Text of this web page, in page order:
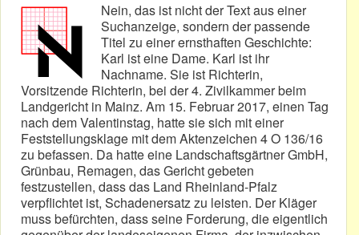
Nein, das ist nicht der Text aus einer
Suchanzeige, sondern der passende
Titel zu einer ernsthaften Geschichte:
Karl ist eine Dame. Karl ist ihr
Nachname. Sie ist Richterin,
Vorsitzende Richterin, bei der 4. Zivilkammer beim
Landgericht in Mainz. Am 15. Februar 2017, einen Tag
nach dem Valentinstag, hatte sie sich mit einer
Feststellungsklage mit dem Aktenzeichen 4 O 136/16
zu befassen. Da hatte eine Landschaftsgärtner GmbH,
Grünbau, Remagen, das Gericht gebeten
festzustellen, dass das Land Rheinland-Pfalz
verpflichtet ist, Schadenersatz zu leisten. Der Kläger
muss befürchten, dass seine Forderung, die eigentlich